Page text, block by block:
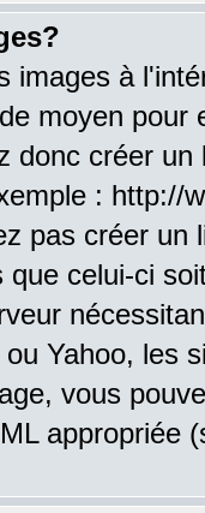
images à
moyen pour
donc créer
: http://
pas créer un
celui-ci
Yahoo, les
vous
appropriée